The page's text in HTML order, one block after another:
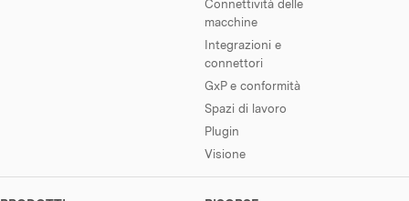
Connettività delle
macchine
Integrazioni e
connettori
GxP e conformità
Spazi di lavoro
Plugin
Visione